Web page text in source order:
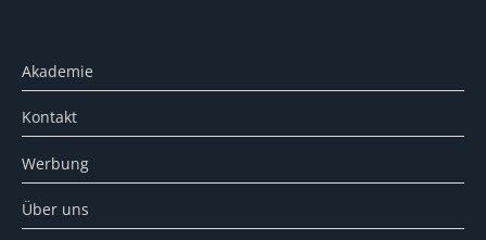
Akademie
Kontakt
Werbung
Über uns